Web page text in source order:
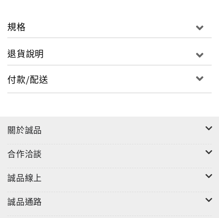
規格
退貨說明
付款/配送
關於誠品
合作洽談
誠品線上
誠品通路